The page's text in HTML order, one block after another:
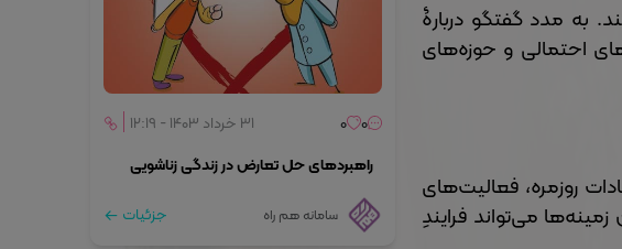
به مدد گفتگو دربارۀ
احتمالی و حوزه‌های
روزمره، فعالیت‌های
می‌تواند فرایندِ
0
0 ۳۱ خرداد ۱۴۰۳ - ۱۲:۱۹
راهبردهای حل تعارض در زندگی زناشویی
سامانه هم راه جزئیات